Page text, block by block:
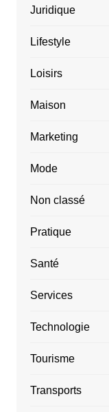
Juridique
Lifestyle
Loisirs
Maison
Marketing
Mode
Non classé
Pratique
Santé
Services
Technologie
Tourisme
Transports